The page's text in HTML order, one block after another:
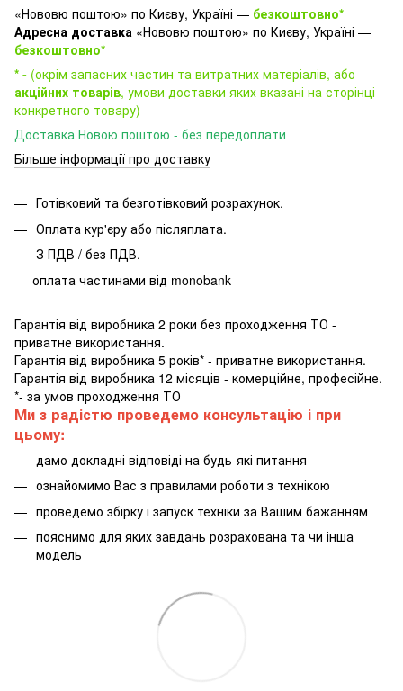
«Нововю поштою» по Києву, Україні — безкоштовно*
Адресна доставка «Нововю поштою» по Києву, Україні —
безкоштовно*
* - (окрім запасних частин та витратних матеріалів, або
акційних товарів, умови доставки яких вказані на сторінці
конкретного товару)
Доставка Новою поштою - без передоплати
Більше інформації про доставку
Готівковий та безготівковий розрахунок.
Оплата кур'єру або післяплата.
З ПДВ / без ПДВ.
оплата частинами від monobank
Гарантія від виробника 2 роки без проходження ТО -
приватне використання.
Гарантія від виробника 5 років* - приватне використання.
Гарантія від виробника 12 місяців - комерційне, професійне.
*- за умов проходження ТО
Ми з радістю проведемо консультацію і при
цьому:
дамо докладні відповіді на будь-які питання
ознайомимо Вас з правилами роботи з технікою
проведемо збірку і запуск техніки за Вашим бажанням
пояснимо для яких завдань розрахована та чи інша
модель